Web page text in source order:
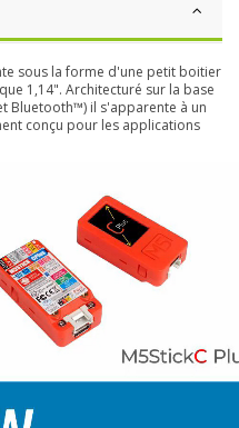
sous la forme d'une petit boitier
1,14". Architecturé sur la base
Bluetooth™) il s'apparente à un
conçu pour les applications